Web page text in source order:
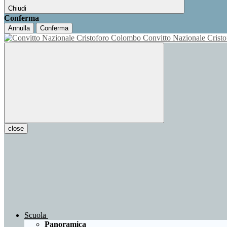
Chiudi
Conferma
Annulla Conferma
Convitto Nazionale
close
Scuola
Panoramica